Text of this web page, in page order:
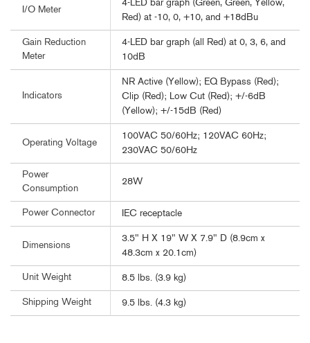
I/O Meter
4-LED bar graph (Green, Green, Yellow,
Red) at -10, 0, +10, and +18dBu
Gain Reduction
Meter
4-LED bar graph (all Red) at 0, 3, 6, and
10dB
Indicators
NR Active (Yellow); EQ Bypass (Red);
Clip (Red); Low Cut (Red); +/-6dB
(Yellow); +/-15dB (Red)
Operating Voltage
100VAC 50/60Hz; 120VAC 60Hz;
230VAC 50/60Hz
Power
Consumption
28W
Power Connector IEC receptacle
Dimensions
3.5" H X 19" W X 7.9" D (8.9cm x
48.3cm x 20.1cm)
Unit Weight 8.5 lbs. (3.9 kg)
Shipping Weight 9.5 lbs. (4.3 kg)